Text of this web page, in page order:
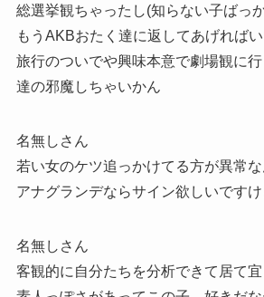
総選挙観ちゃったし(知らない子ばっ
もうAKBおたく達に返してあげれば
旅行のついでや興味本意で劇場観に行
達の邪魔しちゃいかん
名無しさん
若い女のケツ追っかけてる方が異常
アナグランデならサイン欲しいですけ
名無しさん
客観的に自分たちを分析できて居て